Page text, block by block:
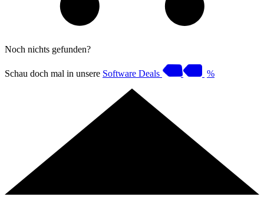
Noch nichts gefunden?
Schau doch mal in unsere Software Deals %